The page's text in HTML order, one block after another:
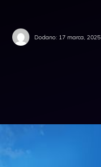
Dodano: 17 marca, 2025